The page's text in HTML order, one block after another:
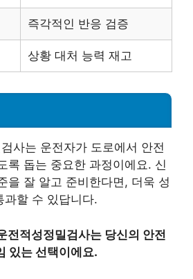
즉각적인 반응 검증
상황 대처 능력 재고
사는 운전자가 도로에서 안전
록 돕는 중요한 과정이에요. 신
을 잘 알고 준비한다면, 더욱 성
과할 수 있답니다.
전적성정밀검사는 당신의 안전
있는 선택이에요.